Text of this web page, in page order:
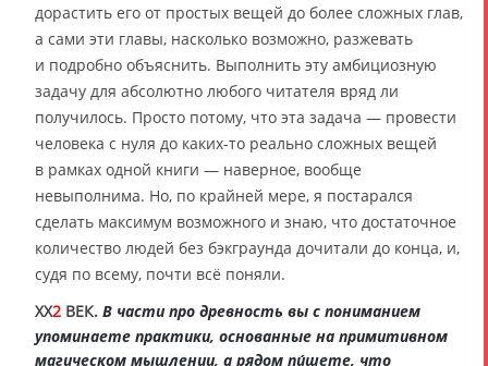
дорастить его от простых вещей до более сложных глав,
а сами эти главы, насколько возможно, разжевать
и подробно объяснить. Выполнить эту амбициозную
задачу для абсолютно любого читателя вряд ли
получилось. Просто потому, что эта задача — провести
человека с нуля до каких-то реально сложных вещей
в рамках одной книги — наверное, вообще
невыполнима. Но, по крайней мере, я постарался
сделать максимум возможного и знаю, что достаточное
количество людей без бэкграунда дочитали до конца, и,
судя по всему, почти всё поняли.
XX2 ВЕК. В части про древность вы с пониманием
упоминаете практики, основанные на примитивном
магическом мышлении, а рядом пи́шете, что